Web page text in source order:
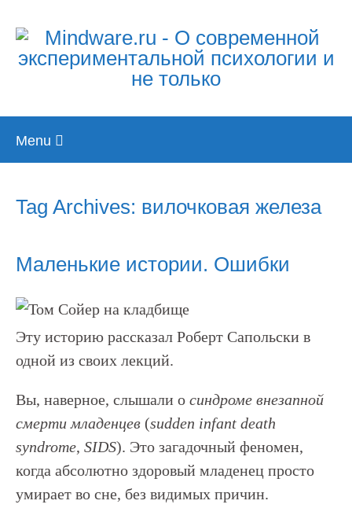
Menu
Tag Archives: вилочковая железа
Маленькие истории. Ошибки
Эту историю рассказал Роберт Сапольски в
одной из своих лекций.
Вы, наверное, слышали о синдроме внезапной
смерти младенцев (sudden infant death
syndrome, SIDS). Это загадочный феномен,
когда абсолютно здоровый младенец просто
умирает во сне, без видимых причин.